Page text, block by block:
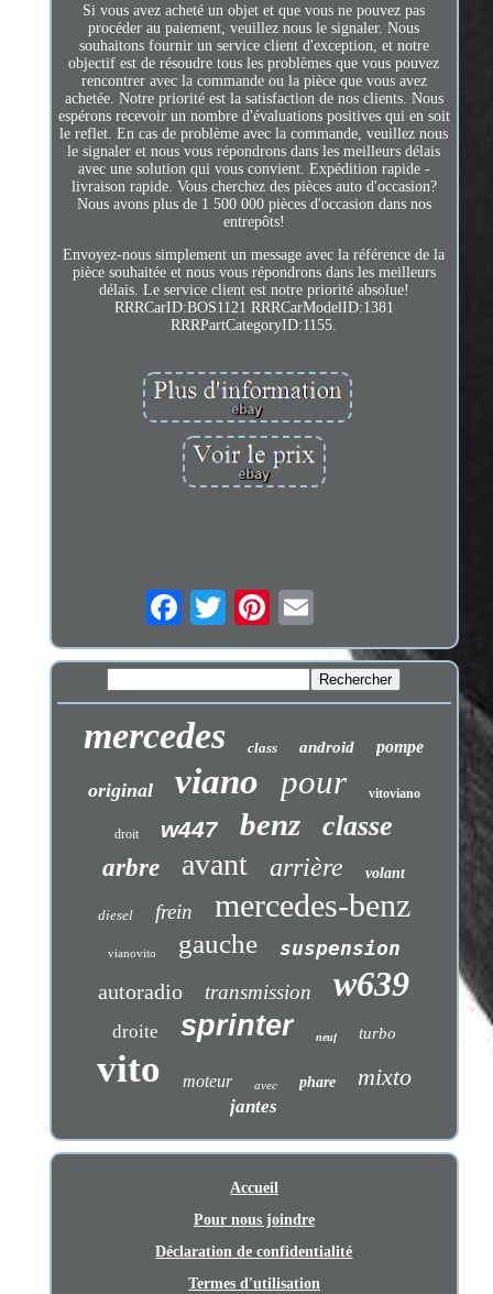
Si vous avez acheté un objet et que vous ne pouvez pas
procéder au paiement, veuillez nous le signaler. Nous
souhaitons fournir un service client d'exception, et notre
objectif est de résoudre tous les problèmes que vous pouvez
rencontrer avec la commande ou la pièce que vous avez
achetée. Notre priorité est la satisfaction de nos clients. Nous
espérons recevoir un nombre d'évaluations positives qui en soit
le reflet. En cas de problème avec la commande, veuillez nous
le signaler et nous vous répondrons dans les meilleurs délais
avec une solution qui vous convient. Expédition rapide -
livraison rapide. Vous cherchez des pièces auto d'occasion?
Nous avons plus de 1 500 000 pièces d'occasion dans nos
entrepôts!
Envoyez-nous simplement un message avec la référence de la
pièce souhaitée et nous vous répondrons dans les meilleurs
délais. Le service client est notre priorité absolue!
RRRCarID:BOS1121 RRRCarModelID:1381
RRRPartCategoryID:1155.
mercedes class android pompe
original viano pour vitoviano
droit w447 benz classe
arbre avant arrière volant
diesel frein mercedes-benz
vianovito gauche suspension
autoradio transmission w639
droite sprinter neuf turbo
vito moteur avec phare mixto
jantes
Accueil
Pour nous joindre
Déclaration de confidentialité
Termes d'utilisation